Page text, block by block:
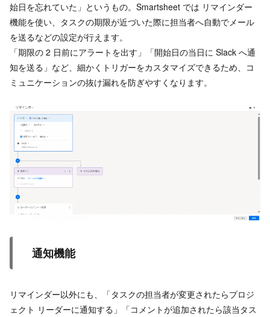
始日を忘れていた」というもの。Smartsheet では リマインダー
機能を使い、タスクの期限が近づいた際に担当者へ自動でメール
を送るなどの設定が行えます。
「期限の 2 日前にアラートを出す」「開始日の当日に Slack へ通
知を送る」など、細かくトリガーをカスタマイズできるため、コ
ミュニケーションの抜け漏れを防ぎやすくなります。
通知機能
リマインダー以外にも、「タスクの担当者が変更されたらプロジ
ェクト リーダーに通知する」「コメントが追加されたら該当タス